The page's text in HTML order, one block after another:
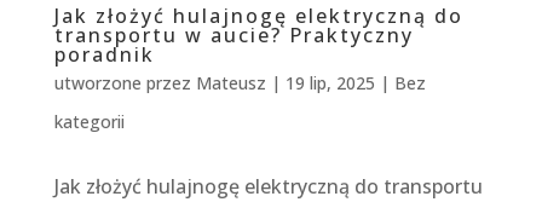
Jak złożyć hulajnogę elektryczną do
transportu w aucie? Praktyczny
poradnik
utworzone przez Mateusz | 19 lip, 2025 | Bez
kategorii
Jak złożyć hulajnogę elektryczną do transportu